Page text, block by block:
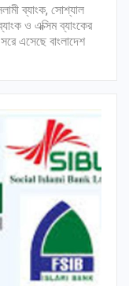
ব্যাংক, সোশ্যাল
ও এক্সিম ব্যাংকের
এসেছে বাংলাদেশ